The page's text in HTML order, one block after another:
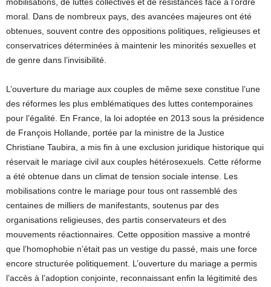
moral. Dans de nombreux pays, des avancées majeures ont été
obtenues, souvent contre des oppositions politiques, religieuses et
conservatrices déterminées à maintenir les minorités sexuelles et
de genre dans l’invisibilité.
L’ouverture du mariage aux couples de même sexe constitue l’une
des réformes les plus emblématiques des luttes contemporaines
pour l’égalité. En France, la loi adoptée en 2013 sous la présidence
de François Hollande, portée par la ministre de la Justice
Christiane Taubira, a mis fin à une exclusion juridique historique qui
réservait le mariage civil aux couples hétérosexuels. Cette réforme
a été obtenue dans un climat de tension sociale intense. Les
mobilisations contre le mariage pour tous ont rassemblé des
centaines de milliers de manifestants, soutenus par des
organisations religieuses, des partis conservateurs et des
mouvements réactionnaires. Cette opposition massive a montré
que l’homophobie n’était pas un vestige du passé, mais une force
encore structurée politiquement. L’ouverture du mariage a permis
l’accès à l’adoption conjointe, reconnaissant enfin la légitimité des